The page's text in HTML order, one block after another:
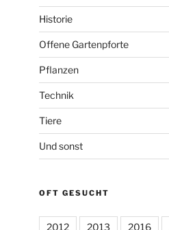
Historie
Offene Gartenpforte
Pflanzen
Technik
Tiere
Und sonst
OFT GESUCHT
2012 2013 2016